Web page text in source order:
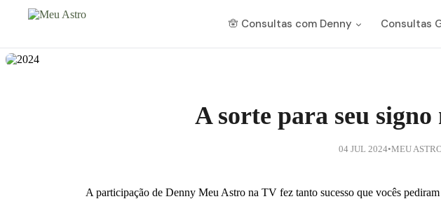
🪬 Consultas com Denny Consultas
A sorte para seu signo
04 JUL 2024•MEU
A participação de Denny Meu Astro na TV fez tanto sucesso que vocês